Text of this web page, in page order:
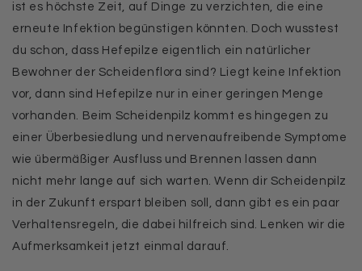
ist es höchste Zeit, auf Dinge zu verzichten, die eine
erneute Infektion begünstigen könnten. Doch wusstest
du schon, dass Hefepilze eigentlich ein natürlicher
Bewohner der Scheidenflora sind? Liegt keine Infektion
vor, dann sind Hefepilze nur in einer geringen Menge
vorhanden. Beim Scheidenpilz kommt es hingegen zu
einer Überbesiedlung und nervenaufreibende Symptome
wie übermäßiger Ausfluss und Brennen lassen dann
nicht mehr lange auf sich warten. Wenn dir Scheidenpilz
in der Zukunft erspart bleiben soll, dann gibt es ein paar
Verhaltensregeln, die dabei hilfreich sind. Lenken wir die
Aufmerksamkeit jetzt einmal darauf.